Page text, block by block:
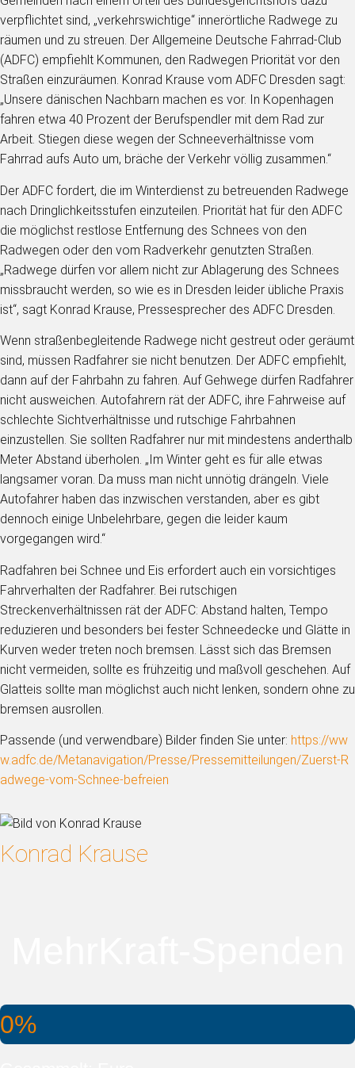
verpflichtet sind, „verkehrswichtige“ innerörtliche Radwege zu
räumen und zu streuen. Der Allgemeine Deutsche Fahrrad-Club
(ADFC) empfiehlt Kommunen, den Radwegen Priorität vor den
Straßen einzuräumen. Konrad Krause vom ADFC Dresden sagt:
„Unsere dänischen Nachbarn machen es vor. In Kopenhagen
fahren etwa 40 Prozent der Berufspendler mit dem Rad zur
Arbeit. Stiegen diese wegen der Schneeverhältnisse vom
Fahrrad aufs Auto um, bräche der Verkehr völlig zusammen.“
Der ADFC fordert, die im Winterdienst zu betreuenden Radwege
nach Dringlichkeitsstufen einzuteilen. Priorität hat für den ADFC
die möglichst restlose Entfernung des Schnees von den
Radwegen oder den vom Radverkehr genutzten Straßen.
„Radwege dürfen vor allem nicht zur Ablagerung des Schnees
missbraucht werden, so wie es in Dresden leider übliche Praxis
ist“, sagt Konrad Krause, Pressesprecher des ADFC Dresden.
Wenn straßenbegleitende Radwege nicht gestreut oder geräumt
sind, müssen Radfahrer sie nicht benutzen. Der ADFC empfiehlt,
dann auf der Fahrbahn zu fahren. Auf Gehwege dürfen Radfahrer
nicht ausweichen. Autofahrern rät der ADFC, ihre Fahrweise auf
schlechte Sichtverhältnisse und rutschige Fahrbahnen
einzustellen. Sie sollten Radfahrer nur mit mindestens anderthalb
Meter Abstand überholen. „Im Winter geht es für alle etwas
langsamer voran. Da muss man nicht unnötig drängeln. Viele
Autofahrer haben das inzwischen verstanden, aber es gibt
dennoch einige Unbelehrbare, gegen die leider kaum
vorgegangen wird.“
Radfahren bei Schnee und Eis erfordert auch ein vorsichtiges
Fahrverhalten der Radfahrer. Bei rutschigen
Streckenverhältnissen rät der ADFC: Abstand halten, Tempo
reduzieren und besonders bei fester Schneedecke und Glätte in
Kurven weder treten noch bremsen. Lässt sich das Bremsen
nicht vermeiden, sollte es frühzeitig und maßvoll geschehen. Auf
Glatteis sollte man möglichst auch nicht lenken, sondern ohne zu
bremsen ausrollen.
Passende (und verwendbare) Bilder finden Sie unter: https://ww
w.adfc.de/Metanavigation/Presse/Pressemitteilungen/Zuerst-R
adwege-vom-Schnee-befreien
Konrad Krause
0%